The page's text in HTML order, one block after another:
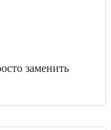
заменить